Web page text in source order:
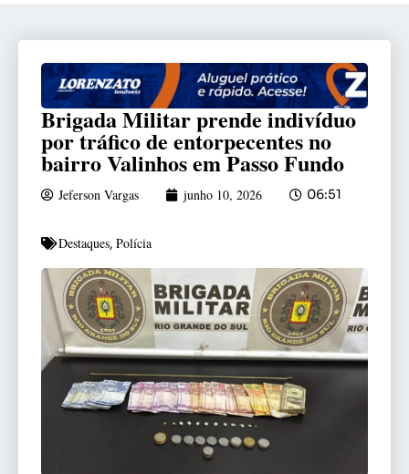
Brigada Militar prende indivíduo
por tráfico de entorpecentes no
bairro Valinhos em Passo Fundo
Jeferson Vargas junho 10, 2026 06:51
Destaques, Polícia